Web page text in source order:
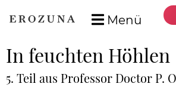
Menü
In feuchten Höhlen
5. Teil aus Professor Doctor P.